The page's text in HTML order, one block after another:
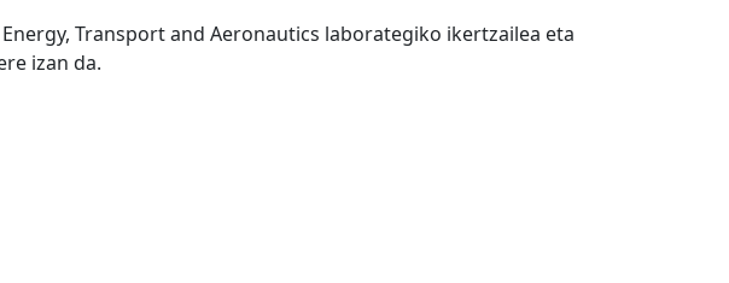
Transport and Aeronautics laborategiko ikertzailea eta
izan da.